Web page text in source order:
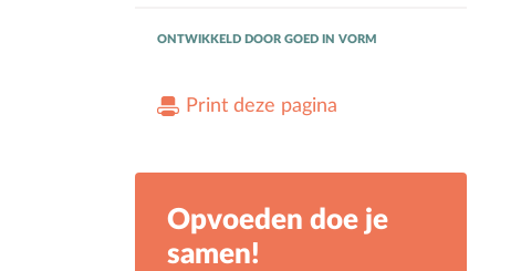
ONTWIKKELD DOOR GOED IN VORM
Print deze pagina
Opvoeden doe je
samen!